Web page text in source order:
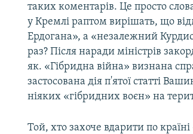
таких коментарів. Це просто
у Кремлі раптом вирішать, що
Ердогана», а «незалежний
раз? Після наради міністрів
як. «Гібридна війна» визнана
застосована дія п'ятої статті
ніяких «гібридних воєн» на
Той, хто захоче вдарити по